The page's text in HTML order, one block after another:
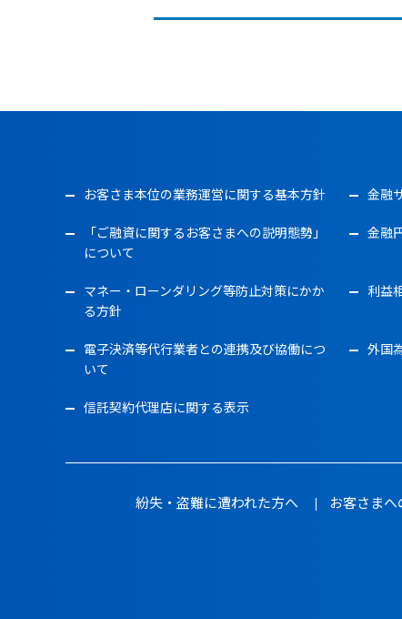
お客さま本位の業務運営に関する基本方針 金融
「ご融資に関するお客さまへの説明態勢」
について
金融
マネー・ローンダリング等防止対策にかか
る方針
利益
電子決済等代行業者との連携及び協働につ
いて
外国
信託契約代理店に関する表示
紛失・盗難に遭われた方へ お客さま